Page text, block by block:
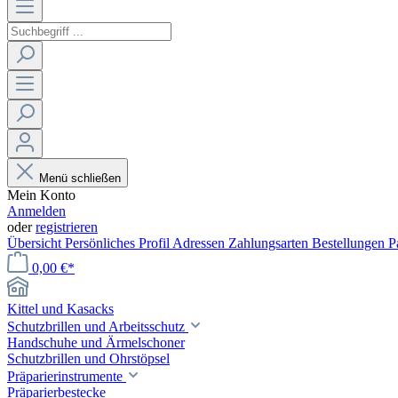
Menü schließen
Mein Konto
Anmelden
oderregistrieren
Übersicht Persönliches Profil Adressen Zahlungsarten Bestellungen
0,00 €*
Kittel und Kasacks
Schutzbrillen und Arbeitsschutz
Handschuhe und Ärmelschoner
Schutzbrillen und Ohrstöpsel
Präparierinstrumente
Präparierbestecke